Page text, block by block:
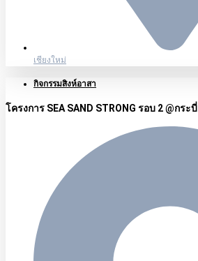
เชียงใหม่
กิจกรรมสิงห์อาสา
โครงการ SEA SAND STRONG รอบ 2 @กระบี่